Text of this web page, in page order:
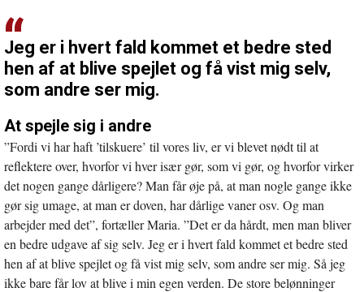
Jeg er i hvert fald kommet et bedre sted
hen af at blive spejlet og få vist mig selv,
som andre ser mig.
At spejle sig i andre
”Fordi vi har haft ’tilskuere’ til vores liv, er vi blevet nødt til at
reflektere over, hvorfor vi hver især gør, som vi gør, og hvorfor virker
det nogen gange dårligere? Man får øje på, at man nogle gange ikke
gør sig umage, at man er doven, har dårlige vaner osv. Og man
arbejder med det”, fortæller Maria. ”Det er da hårdt, men man bliver
en bedre udgave af sig selv. Jeg er i hvert fald kommet et bedre sted
hen af at blive spejlet og få vist mig selv, som andre ser mig. Så jeg
ikke bare får lov at blive i min egen verden. De store belønninger